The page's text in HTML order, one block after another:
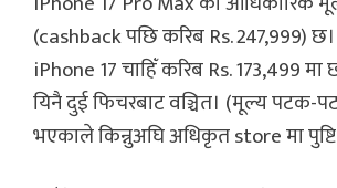
(cashback पछि करिब Rs. 247,999)
iPhone 17 चाहिँ करिब Rs. 173,499
यिनै दुई फिचरबाट वञ्चित। (मूल्य पटक-
भएकाले किन्नुअघि अधिकृत store मा पुष्टि